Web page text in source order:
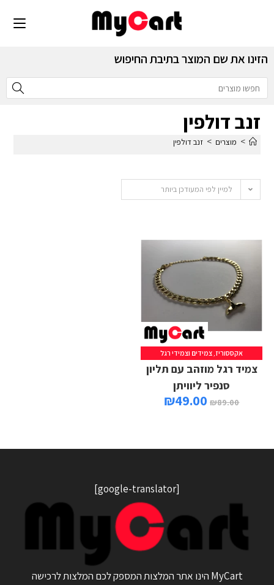
הזינו את שם המוצר בתיבת החיפוש
זנב דולפין
> מוצרים > זנב דולפין
למיין לפי המעודכן ביותר
הוספה לסל
אקססוריז, צמידים וצמידי רגל
צמיד רגל מוזהב עם תליון
סנפיר ליוויתן
₪89.00
₪49.00
[google-translator]
MyCart הינו אתר המלצות המספק לכם המלצות לרכישה